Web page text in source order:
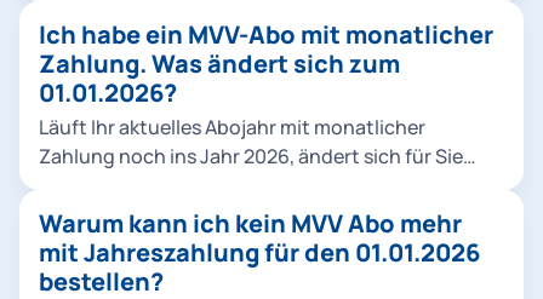
Monats zum Folgemonat beendet werden. Alle
bisherigen Mitnahmeregelungen bleiben
unverändert bestehen. Die neuen Abopreise finden
Sie in unserer Übersicht.
mit monatlicher Zahlung um. Sie erhalten
rechtzeitig alle Informationen zum weiteren
Vorgehen.
Ich habe ein MVV-Abo mit monatlicher
Zahlung. Was ändert sich zum
01.01.2026?
Läuft Ihr aktuelles Abojahr mit monatlicher
Zahlung noch ins Jahr 2026, ändert sich für Sie
zum 01.01.2026 angepasst. Nach Ablauf Ihres
Abojahres oder eventueller Freimonate wird Ihr
Vertrag automatisch auf das neue Modell
Warum kann ich kein MVV Abo mehr
mit Jahreszahlung für den 01.01.2026
bestellen?